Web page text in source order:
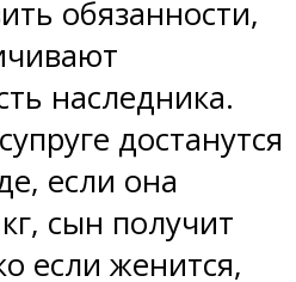
обязанности,
наследника.
достанутся
если она
сын получит
если женится,